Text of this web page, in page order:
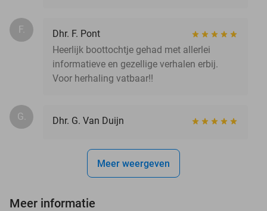
F.
Dhr. F. Pont
Heerlijk boottochtje gehad met allerlei
informatieve en gezellige verhalen erbij.
Voor herhaling vatbaar!!
G. Dhr. G. Van Duijn
Meer weergeven
Meer informatie